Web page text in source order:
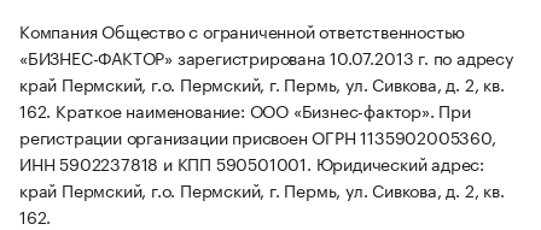
Компания Общество с ограниченной ответственностью
«БИЗНЕС-ФАКТОР» зарегистрирована 10.07.2013 г. по адресу
край Пермский, г.о. Пермский, г. Пермь, ул. Сивкова, д. 2, кв.
162. Краткое наименование: ООО «Бизнес-фактор». При
регистрации организации присвоен ОГРН 1135902005360,
ИНН 5902237818 и КПП 590501001. Юридический адрес:
край Пермский, г.о. Пермский, г. Пермь, ул. Сивкова, д. 2, кв.
162.